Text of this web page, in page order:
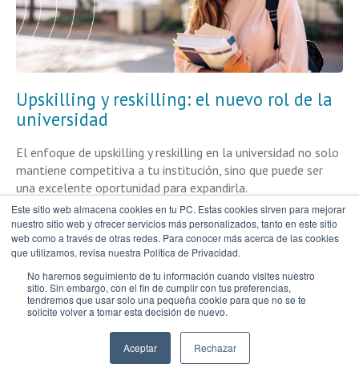
Este sitio web almacena cookies en tu PC. Estas cookies sirven para mejorar
nuestro sitio web y ofrecer servicios más personalizados, tanto en este sitio
web como a través de otras redes. Para conocer más acerca de las cookies
que utilizamos, revisa nuestra Política de Privacidad.
No haremos seguimiento de tu información cuando visites nuestro
sitio. Sin embargo, con el fin de cumplir con tus preferencias,
tendremos que usar solo una pequeña cookie para que no se te
solicite volver a tomar esta decisión de nuevo.
Aceptar Rechazar
Upskilling y reskilling: el nuevo rol de la
universidad
El enfoque de upskilling y reskilling en la universidad no solo
mantiene competitiva a tu institución, sino que puede ser
una excelente oportunidad para expandirla.
Sigue leyendo